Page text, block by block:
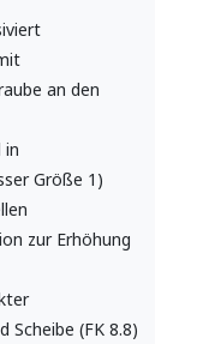
an den
in
Größe 1)
zur Erhöhung
Scheibe (FK 8.8)